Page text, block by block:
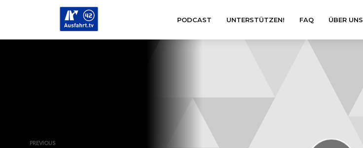
PODCAST UNTERSTÜTZEN! FAQ ÜBER UNS
PREVIOUS